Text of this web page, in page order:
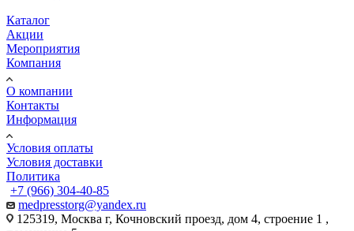
Каталог
Акции
Мероприятия
Компания
О компании
Контакты
Информация
Условия оплаты
Условия доставки
Политика
+7 (966) 304-40-85
medpresstorg@yandex.ru
125319, Москва г, Кочновский проезд, дом 4, строение 1 ,